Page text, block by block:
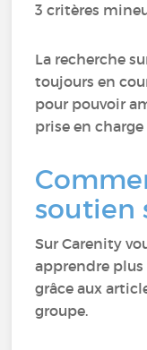
3 critères
La recherche
toujours en
pour pouvoir
prise en
soutien
Sur Carenity
apprendre plus
grâce aux
groupe.